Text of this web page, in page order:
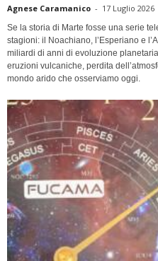
Agnese Caramanico - 17 Luglio 2026
Se la storia di Marte fosse una serie
stagioni: il Noachiano, l’Esperiano e
miliardi di anni di evoluzione
eruzioni vulcaniche, perdita
mondo arido che osserviamo oggi.